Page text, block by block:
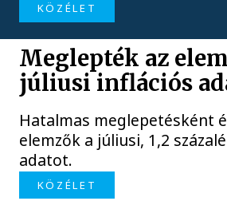
KÖZÉLET
Meglepték az
júliusi inflációs
Hatalmas meglepetésként
elemzők a júliusi, 1,2
adatot.
KÖZÉLET